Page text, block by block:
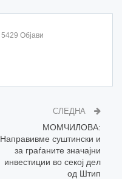
5429 Објави
СЛЕДНА
MOMЧИЛОВА:
Направивме суштински и
за граѓаните значајни
инвестиции во секој дел
од Штип